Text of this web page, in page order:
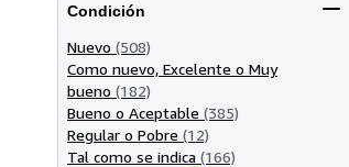
Condición
Nuevo (508)
Como nuevo, Excelente o Muy
bueno (182)
Bueno o Aceptable (385)
Regular o Pobre (12)
Tal como se indica (166)